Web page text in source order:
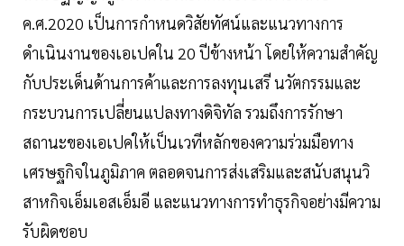
ค.ศ.2020 เป็นการกำหนดวิสัยทัศน์และแนวทางการ
ดำเนินงานของเอเปคใน 20 ปีข้างหน้า โดยให้ความสำคัญ
กับประเด็นด้านการค้าและการลงทุนเสรี นวัตกรรมและ
กระบวนการเปลี่ยนแปลงทางดิจิทัล รวมถึงการรักษา
สถานะของเอเปคให้เป็นเวทีหลักของความร่วมมือทาง
เศรษฐกิจในภูมิภาค ตลอดจนการส่งเสริมและสนับสนุนวิ
สาหกิจเอ็มเอสเอ็มอี และแนวทางการทำธุรกิจอย่างมีความ
รับผิดชอบ